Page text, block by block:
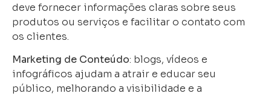
deve fornecer informações claras sobre seus
produtos ou serviços e facilitar o contato com
os clientes.
Marketing de Conteúdo: blogs, vídeos e
infográficos ajudam a atrair e educar seu
público, melhorando a visibilidade e a